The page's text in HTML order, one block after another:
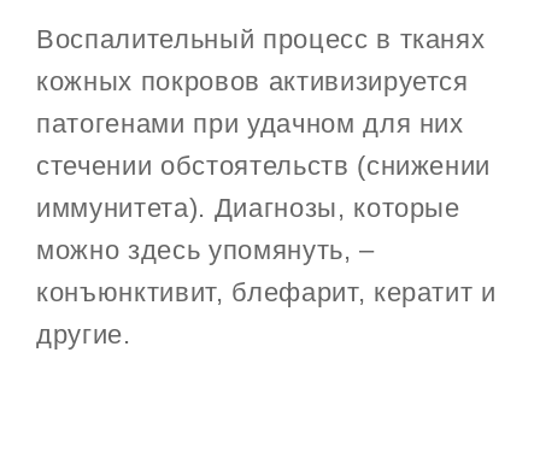
Воспалительный процесс в тканях
кожных покровов активизируется
патогенами при удачном для них
стечении обстоятельств (снижении
иммунитета). Диагнозы, которые
можно здесь упомянуть, –
конъюнктивит, блефарит, кератит и
другие.